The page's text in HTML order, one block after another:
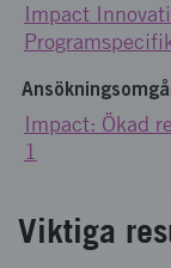
Impact
Impact: Ökad
1
Viktiga